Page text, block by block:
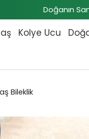
Doğanın
Kolye Ucu
Bileklik